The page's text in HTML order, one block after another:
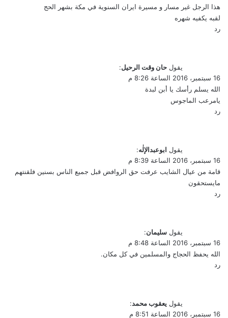
تهنئته
بالعيد
هذا الرجل غير مسار و مسيرة ايران السنوية في مكة بشهر الحج
لقبه يكفيه شهره
رد
يقول حان وقت الرحيل:
16 سبتمبر، 2016 الساعة 8:26 م
الله يسلم رأسك يا أبن لبدة
يامرعب الماجوس
رد
يقول ابوعبدالإلٰه:
16 سبتمبر، 2016 الساعة 8:39 م
قامة من عيال الشايب عرفت حق الروافض قبل جميع الناس بسنين فلقنتهم
مايستحقون
رد
يقول سليمان:
16 سبتمبر، 2016 الساعة 8:48 م
الله يحفظ الحجاج والمسلمين في كل مكان.
رد
يقول يعقوب محمد:
16 سبتمبر، 2016 الساعة 8:51 م